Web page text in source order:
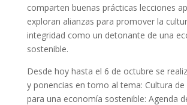
comparten buenas prácticas lecciones
exploran alianzas para promover la
integridad como un detonante de una
sostenible.
Desde hoy hasta el 6 de octubre se
y ponencias en torno al tema: Cultura de
para una economía sostenible: Agenda